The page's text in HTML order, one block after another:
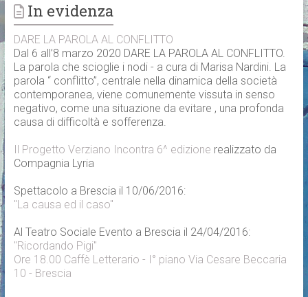
In evidenza
DARE LA PAROLA AL CONFLITTO
Dal 6 all’8 marzo 2020 DARE LA PAROLA AL CONFLITTO.
La parola che scioglie i nodi - a cura di Marisa Nardini. La
parola “ conflitto”, centrale nella dinamica della società
contemporanea, viene comunemente vissuta in senso
negativo, come una situazione da evitare , una profonda
causa di difficoltà e sofferenza.
Il Progetto Verziano Incontra 6^ edizione realizzato da
Compagnia Lyria
Spettacolo a Brescia il 10/06/2016:
"La causa ed il caso"
Al Teatro Sociale Evento a Brescia il 24/04/2016:
"Ricordando Pigi"
Ore 18.00 Caffè Letterario - I° piano Via Cesare Beccaria
10 - Brescia